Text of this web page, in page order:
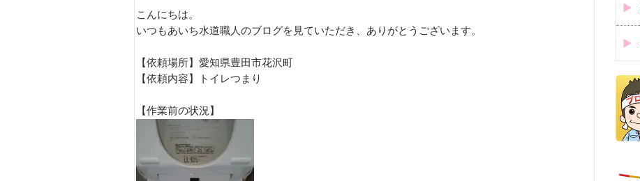
こんにちは。
いつもあいち水道職人のブログを見ていただき、ありがとうございます。
【依頼場所】愛知県豊田市花沢町
【依頼内容】トイレつまり
【作業前の状況】